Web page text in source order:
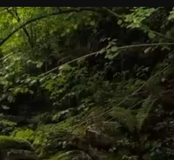
Открыть приложение